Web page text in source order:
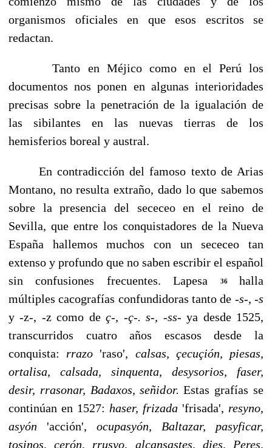
organismos oficiales en que esos escritos se
redactan.
Tanto en Méjico como en el Perú los
documentos nos ponen en algunas interioridades
precisas sobre la penetra­ción de la igualación de
las sibilantes en las nuevas tierras de los
hemisferios boreal y austral.
En contradicción del famoso texto de Arias
Montano, no resulta extraño, dado lo que sabemos
sobre la presencia del sececeo en el reino de
Sevilla, que entre los conquistado­res de la Nueva
España hallemos muchos con un sececeo tan
extenso y profundo que no saben escribir el español
sin confusiones frecuentes. Lapesa
36
halla
múltiples cacografías confundidoras tanto de -s-, -s
y -z-, -z como deç-, -ç-. s-, -ss- ya desde 1525,
transcurridos cuatro años escasos desde la
conquista: rrazo'raso', calsas, çecuçión, piesas,
ortalisa, calsada, sinquenta, desysorios, faser,
desir, rrasonar, Badaxos, señidor.Estas grafías se
continúan en 1527: haser, frizada 'frisa­da', resyno,
asyón 'acción', ocupasyón, Baltazar, pasyficar,
tosinos, çerón, rrusyo, alcansastes, dies, Peres,